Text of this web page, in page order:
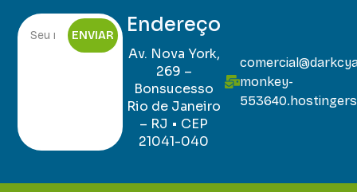
ENVIAR Endereço
Av. Nova York,
269 –
Bonsucesso
Rio de Janeiro
– RJ • CEP
21041-040
monkey-